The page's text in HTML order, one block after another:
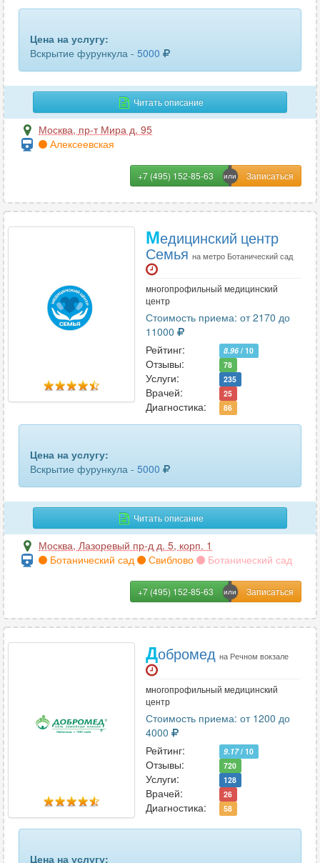
Цена на услугу:
Вскрытие фурункула - 5000
Читать описание
Москва, пр-т Мира д. 95
Алексеевская
+7 (495) 152-85-63
Медицинский центр
Семьяна метро Ботанический сад
многопрофильный медицинский
центр
Стоимость приема: от 2170 до
11000
Рейтинг:
8.96 / 10
Отзывы: 78
Услуги: 235
Врачей: 25
Диагностика: 86
Цена на услугу:
Вскрытие фурункула - 5000
Читать описание
Москва, Лазоревый пр-д д. 5, корп. 1
Ботанический сад
Свиблово Ботанический сад
+7 (495) 152-85-63
Добромед на Речном вокзале
многопрофильный медицинский
центр
Стоимость приема: от 1200 до
4000
Рейтинг:
9.17/ 10
Отзывы: 720
Услуги: 128
Врачей: 26
Диагностика: 58
Цена на услугу: